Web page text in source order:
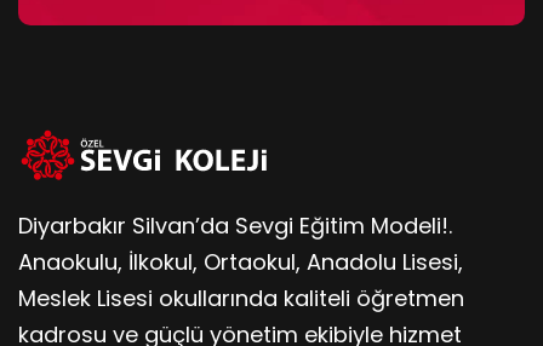
Diyarbakır Silvan’da Sevgi Eğitim Modeli!.
Anaokulu, İlkokul, Ortaokul, Anadolu Lisesi,
Meslek Lisesi okullarında kaliteli öğretmen
kadrosu ve güçlü yönetim ekibiyle hizmet